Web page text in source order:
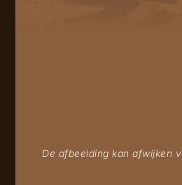
De afbeelding kan afwijken